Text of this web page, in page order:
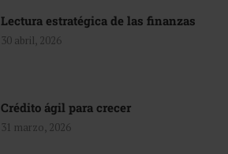
Lectura estratégica de las finanzas
30 abril, 2026
Crédito ágil para crecer
31 marzo, 2026